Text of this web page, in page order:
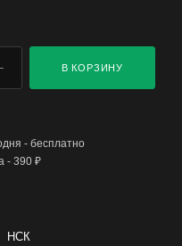
В КОРЗИНУ
- бесплатно
- 390 ₽
НСК